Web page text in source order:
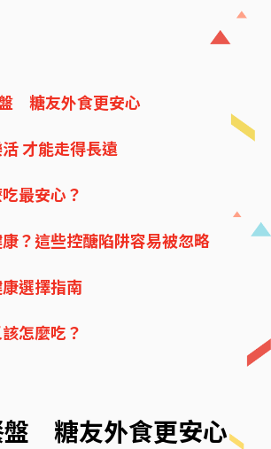
糖友外食更安心
才能走得長遠
最安心？
？這些控醣陷阱容易被忽略
選擇指南
怎麼吃？
盤 糖友外食更安心